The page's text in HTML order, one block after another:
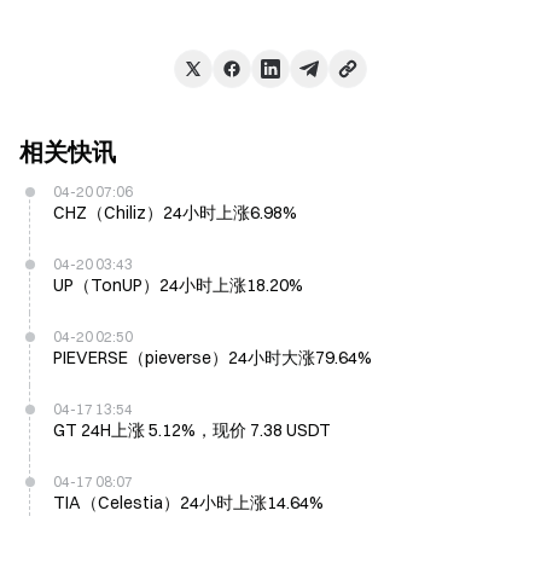
相关快讯
04-20 07:06
CHZ（Chiliz）24小时上涨6.98%
04-20 03:43
UP（TonUP）24小时上涨18.20%
04-20 02:50
PIEVERSE（pieverse）24小时大涨79.64%
04-17 13:54
GT 24H上涨 5.12%，现价 7.38 USDT
04-17 08:07
TIA（Celestia）24小时上涨14.64%